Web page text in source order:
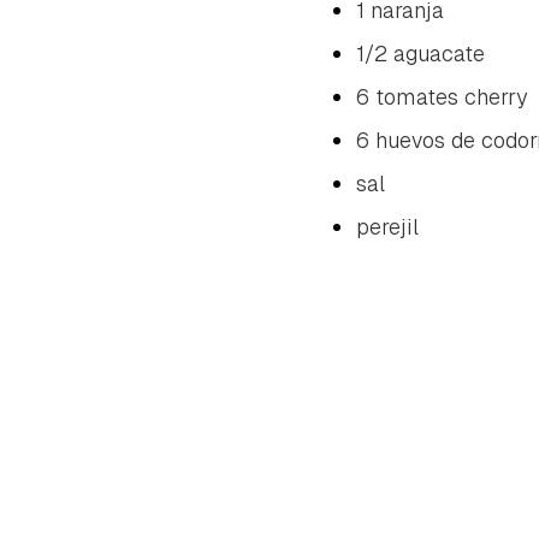
1 naranja
1/2 aguacate
6 tomates cherry
6 huevos de
sal
perejil